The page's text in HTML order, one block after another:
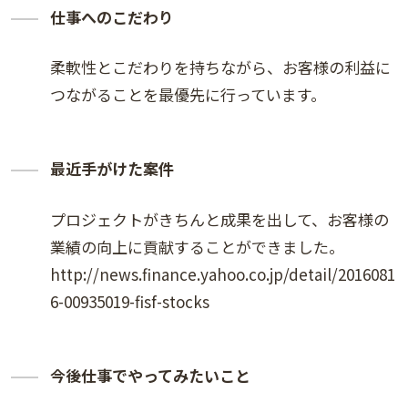
仕事へのこだわり
柔軟性とこだわりを持ちながら、お客様の利益に
つながることを最優先に行っています。
最近手がけた案件
プロジェクトがきちんと成果を出して、お客様の
業績の向上に貢献することができました。
http://news.finance.yahoo.co.jp/detail/2016081
6-00935019-fisf-stocks
今後仕事でやってみたいこと